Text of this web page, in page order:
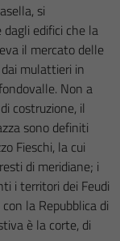
si
edifici che la
il mercato delle
mulattieri in
Non a
costruzione, il
sono definiti
Fieschi, la cui
di meridiane; i
i territori dei Feudi
la Repubblica di
è la corte, di